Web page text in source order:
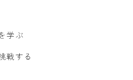
学ぶ
戦する